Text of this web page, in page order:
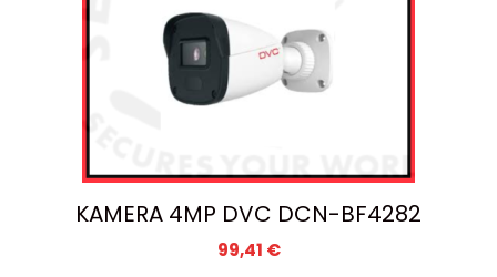
KAMERA 4MP DVC DCN-BF4282
99,41 €